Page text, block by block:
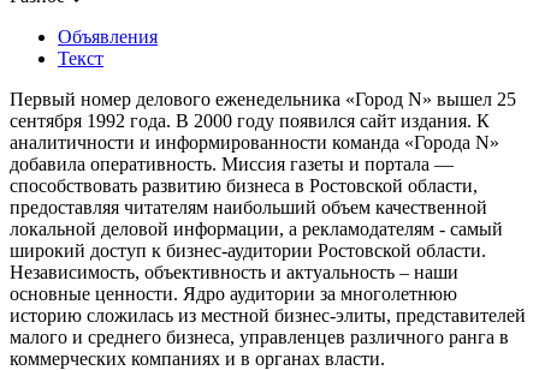
Объявления
Текст
Первый номер делового еженедельника «Город N» вышел 25
сентября 1992 года. В 2000 году появился сайт издания. К
аналитичности и информированности команда «Города N»
добавила оперативность. Миссия газеты и портала —
способствовать развитию бизнеса в Ростовской области,
предоставляя читателям наибольший объем качественной
локальной деловой информации, а рекламодателям - самый
широкий доступ к бизнес-аудитории Ростовской области.
Независимость, объективность и актуальность – наши
основные ценности. Ядро аудитории за многолетнюю
историю сложилась из местной бизнес-элиты, представителей
малого и среднего бизнеса, управленцев различного ранга в
коммерческих компаниях и в органах власти.